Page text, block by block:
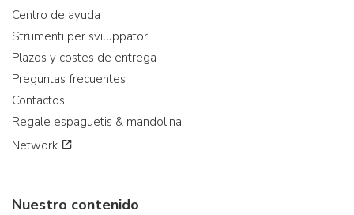
Centro de ayuda
Strumenti per sviluppatori
Plazos y costes de entrega
Preguntas frecuentes
Contactos
Regale espaguetis & mandolina
Network
Nuestro contenido